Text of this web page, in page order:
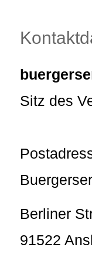
Sitz des
Berliner
91522